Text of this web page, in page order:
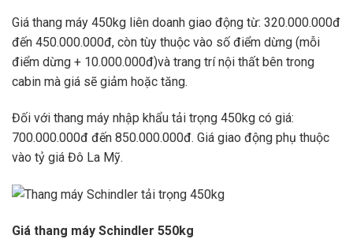
Giá thang máy 450kg liên doanh giao động từ: 320.000.000đ
đến 450.000.000đ, còn tùy thuộc vào số điểm dừng (mỗi
điểm dừng + 10.000.000đ)và trang trí nội thất bên trong
cabin mà giá sẽ giảm hoặc tăng.
Đối với thang máy nhập khẩu tải trọng 450kg có giá:
700.000.000đ đến 850.000.000đ. Giá giao động phụ thuộc
vào tỷ giá Đô La Mỹ.
Giá thang máy Schindler 550kg